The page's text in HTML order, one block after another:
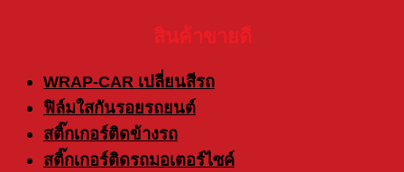
สินค้าขายดี
WRAP-CAR เปลี่ยนสีรถ
ฟิล์มใสกันรอยรถยนต์
สติ๊กเกอร์ติดข้างรถ
สติ๊กเกอร์ติดรถมอเตอร์ไซค์